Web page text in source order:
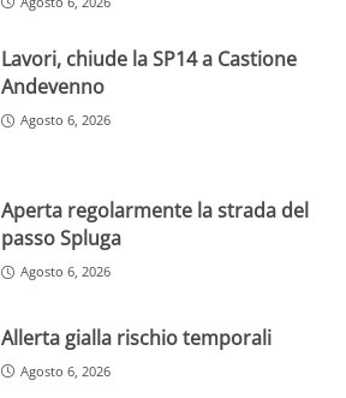
Lavori, chiude la SP14 a Castione
Andevenno
Agosto 6, 2026
Aperta regolarmente la strada del
passo Spluga
Agosto 6, 2026
Allerta gialla rischio temporali
Agosto 6, 2026